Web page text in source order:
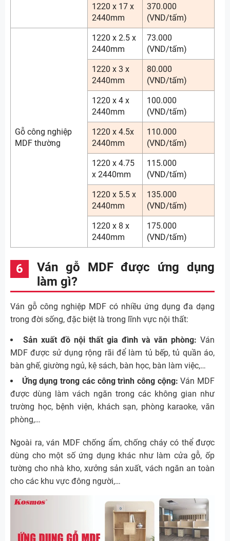
1220 x 17 x
2440mm
370.000
(VND/tấm)
Gỗ công nghiệp
MDF thường
1220 x 2.5 x
2440mm
73.000
(VND/tấm)
1220 x 3 x
2440mm
80.000
(VND/tấm)
1220 x 4 x
2440mm
100.000
(VND/tấm)
1220 x 4.5x
2440mm
110.000
(VND/tấm)
1220 x 4.75
x 2440mm
115.000
(VND/tấm)
1220 x 5.5 x
2440mm
135.000
(VND/tấm)
1220 x 8 x
2440mm
175.000
(VND/tấm)
Ván gỗ MDF được ứng dụng
làm gì?
Ván gỗ công nghiệp MDF có nhiều ứng dụng đa dạng
trong đời sống, đặc biệt là trong lĩnh vực nội thất:
Sản xuất đồ nội thất gia đình và văn phòng: Ván
MDF được sử dụng rộng rãi để làm tủ bếp, tủ quần áo,
bàn ghế, giường ngủ, kệ sách, bàn học, bàn làm việc,…
Ứng dụng trong các công trình công cộng: Ván MDF
được dùng làm vách ngăn trong các không gian như
trường học, bệnh viện, khách sạn, phòng karaoke, văn
phòng,…
Ngoài ra, ván MDF chống ẩm, chống cháy có thể được
dùng cho một số ứng dụng khác như làm cửa gỗ, ốp
tường cho nhà kho, xưởng sản xuất, vách ngăn an toàn
cho các khu vực đông người,…